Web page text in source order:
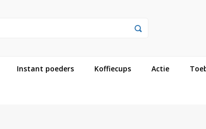
Instant poeders Koffiecups Actie